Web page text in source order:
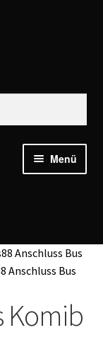
Menü
Anschluss Bus
Anschluss Bus
Komib